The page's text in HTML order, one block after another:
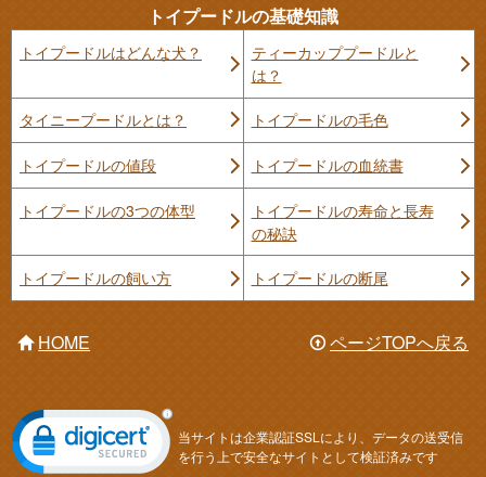
トイプードルの基礎知識
トイプードルはどんな犬？
ティーカッププードルと
は？
タイニープードルとは？ トイプードルの毛色
トイプードルの値段 トイプードルの血統書
トイプードルの3つの体型
トイプードルの寿命と長寿
の秘訣
トイプードルの飼い方 トイプードルの断尾
HOME ページTOPへ戻る
当サイトは企業認証SSLにより、データの送受信
を行う上で安全なサイトとして検証済みです